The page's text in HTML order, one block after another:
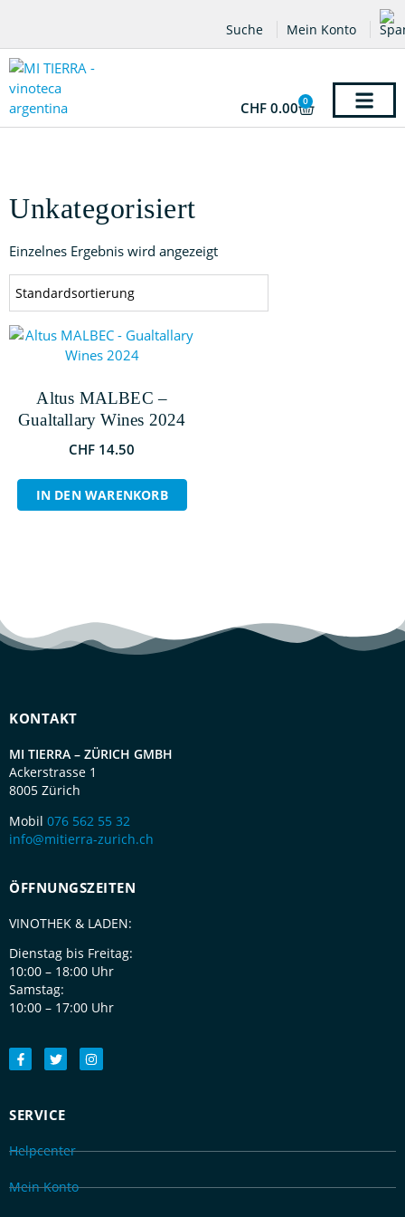
Suche Mein Konto
CHF 0.00 0
Unkategorisiert
Einzelnes Ergebnis wird angezeigt
Altus MALBEC –
Gualtallary Wines 2024
CHF 14.50
IN DEN WARENKORB
KONTAKT
MI TIERRA – ZÜRICH GMBH
Ackerstrasse 1
8005 Zürich
Mobil 076 562 55 32
info@mitierra-zurich.ch
ÖFFNUNGSZEITEN
VINOTHEK & LADEN:
Dienstag bis Freitag:
10:00 – 18:00 Uhr
Samstag:
10:00 – 17:00 Uhr
SERVICE
Helpcenter
Mein Konto